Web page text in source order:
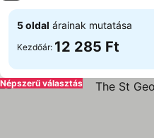
5 oldal árainak mutatása
Kezdőár: 12 285 Ft
Népszerű választás